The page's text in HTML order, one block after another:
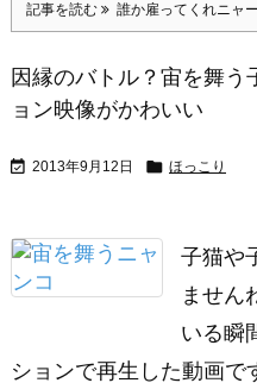
記事を読む 誰か雇ってくれニャ
因縁のバトル？宙を舞う
ョン映像がかわいい
 2013年9月12日  ほっこり
子猫や
ません
いる瞬
ションで再生した動画で